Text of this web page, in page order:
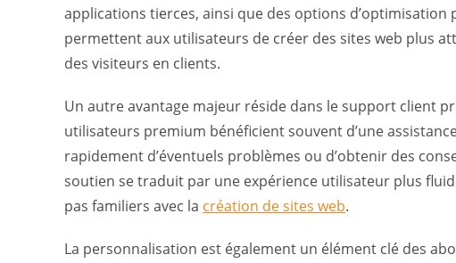
applications tierces, ainsi que des options
permettent aux utilisateurs de créer des sites web plus
des visiteurs en clients.
Un autre avantage majeur réside dans le support client
utilisateurs premium bénéficient souvent d’une
rapidement d’éventuels problèmes ou d’obtenir des
soutien se traduit par une expérience utilisateur plus
pas familiers avec la création de sites web.
La personnalisation est également un élément clé des